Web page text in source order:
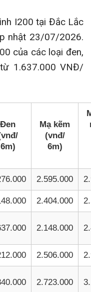
I200 tại Đắc Lắc
nhật 23/07/2026.
của các loại đen,
1.637.000 VNĐ/
Đen
6m)
Mạ kẽm
(vnđ/
6m)
2.595.000
2.404.000
2.148.000
2.506.000
2.723.000